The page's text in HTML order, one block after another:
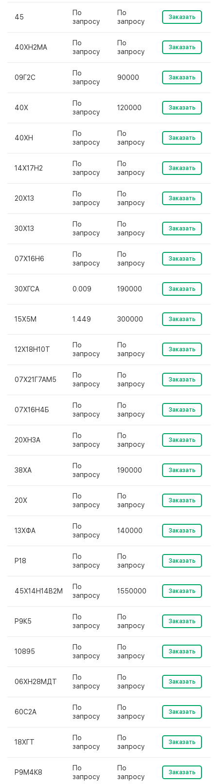
45
По
запросу
По
запросу
Заказать
40ХН2МА
По
запросу
По
запросу
Заказать
09Г2С
По
запросу
90000 Заказать
40Х
По
запросу
120000 Заказать
40ХН
По
запросу
По
запросу
Заказать
14Х17Н2
По
запросу
По
запросу
Заказать
20Х13
По
запросу
По
запросу
Заказать
30Х13
По
запросу
По
запросу
Заказать
07Х16Н6
По
запросу
По
запросу
Заказать
30ХГСА 0.009 190000 Заказать
15Х5М 1.449 300000 Заказать
12Х18Н10Т
По
запросу
По
запросу
Заказать
07Х21Г7АМ5
По
запросу
По
запросу
Заказать
07Х16Н4Б
По
запросу
По
запросу
Заказать
20ХН3А
По
запросу
По
запросу
Заказать
38ХА
По
запросу
190000 Заказать
20Х
По
запросу
По
запросу
Заказать
13ХФА
По
запросу
140000 Заказать
Р18
По
запросу
По
запросу
Заказать
45Х14Н14В2М
По
запросу
1550000 Заказать
Р9К5
По
запросу
По
запросу
Заказать
10895
По
запросу
По
запросу
Заказать
06ХН28МДТ
По
запросу
По
запросу
Заказать
60С2А
По
запросу
По
запросу
Заказать
18ХГТ
По
запросу
По
запросу
Заказать
Р9М4К8
По
запросу
По
запросу
Заказать